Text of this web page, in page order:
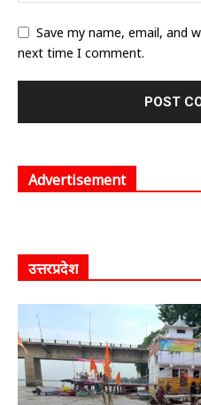
Save my name, email, and
next time I comment.
Advertisement
उत्तरप्रदेश